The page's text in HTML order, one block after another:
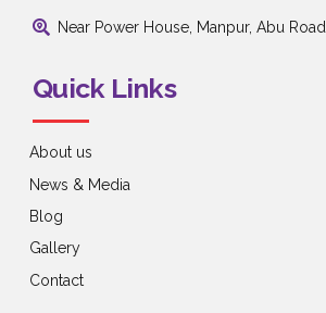
Near Power House, Manpur, Abu Road.
Quick Links
About us
News & Media
Blog
Gallery
Contact